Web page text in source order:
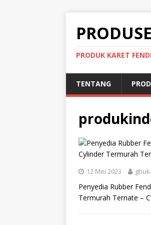
PRODUK KARET
TENTANG
12 Mei 2023
Penyedia Rubber
Termurah Ternate –